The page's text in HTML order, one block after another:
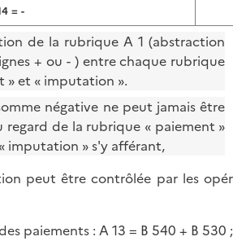
= -
de la rubrique A 1 (abstraction
+ ou - ) entre chaque rubrique
» et « imputation ».
négative ne peut jamais être
regard de la rubrique « paiement »
imputation » s'y afférant,
peut être contrôlée par les
paiements : A 13 = B 540 + B 530 ;